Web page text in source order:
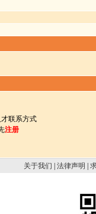
联系方式
注册
关于我们 法律声明